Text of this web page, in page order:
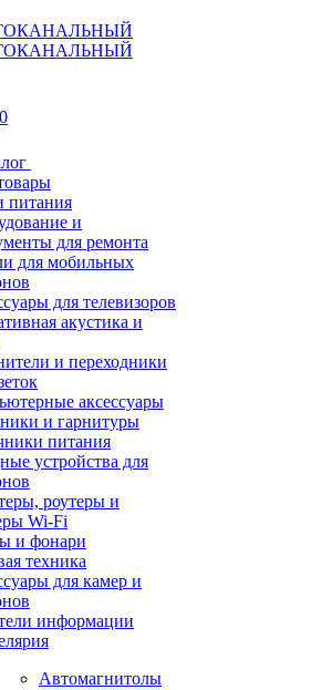
0
питания
и
для ремонта
для мобильных
для телевизоров
акустика и
и переходники
аксессуары
и гарнитуры
питания
устройства для
роутеры и
Wi-Fi
и фонари
техника
для камер и
информации
Автомагнитолы